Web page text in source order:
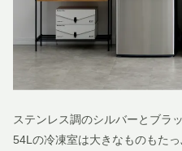
ステンレス調のシルバーとブラ
54Lの冷凍室は大きなものもたっ